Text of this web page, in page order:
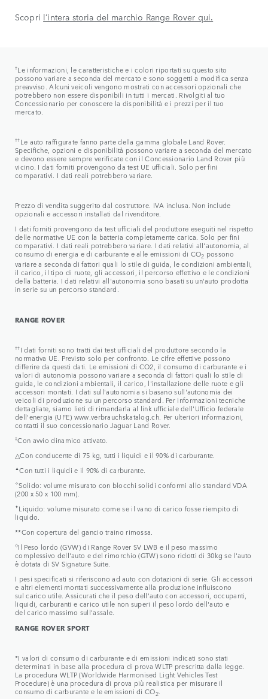
Scopri l’intera storia del marchio Range Rover qui.
†Le informazioni, le caratteristiche e i colori riportati su questo sito
possono variare a seconda del mercato e sono soggetti a modifica senza
preavviso. Alcuni veicoli vengono mostrati con accessori opzionali che
potrebbero non essere disponibili in tutti i mercati. Rivolgiti al tuo
Concessionario per conoscere la disponibilità e i prezzi per il tuo
mercato.
†† Le auto raffigurate fanno parte della gamma globale Land Rover.
Specifiche, opzioni e disponibilità possono variare a seconda del mercato
e devono essere sempre verificate con il Concessionario Land Rover più
vicino. I dati forniti provengono da test UE ufficiali. Solo per fini
comparativi. I dati reali potrebbero variare.
Prezzo di vendita suggerito dal costruttore. IVA inclusa. Non include
opzionali e accessori installati dal rivenditore.
I dati forniti provengono da test ufficiali del produttore eseguiti nel rispetto
delle normative UE con la batteria completamente carica. Solo per fini
comparativi. I dati reali potrebbero variare. I dati relativi all'autonomia, al
consumo di energia e di carburante e alle emissioni di CO2 possono
variare a seconda di fattori quali lo stile di guida, le condizioni ambientali,
il carico, il tipo di ruote, gli accessori, il percorso effettivo e le condizioni
della batteria. I dati relativi all'autonomia sono basati su un'auto prodotta
in serie su un percorso standard.
RANGE ROVER
†† I dati forniti sono tratti dai test ufficiali del produttore secondo la
normativa UE. Previsto solo per confronto. Le cifre effettive possono
differire da questi dati. Le emissioni di CO2, il consumo di carburante e i
valori di autonomia possono variare a seconda di fattori quali lo stile di
guida, le condizioni ambientali, il carico, l'installazione delle ruote e gli
accessori montati. I dati sull'autonomia si basano sull'autonomia dei
veicoli di produzione su un percorso standard. Per informazioni tecniche
dettagliate, siamo lieti di rimandarla al link ufficiale dell'Ufficio federale
dell'energia (UFE) www.verbrauchskatalog.ch. Per ulteriori informazioni,
contatti il suo concessionario Jaguar Land Rover.
‡Con avvio dinamico attivato.
△Con conducente di 75 kg, tutti i liquidi e il 90% di carburante.
▲Con tutti i liquidi e il 90% di carburante.
✧Solido: volume misurato con blocchi solidi conformi allo standard VDA
(200 x 50 x 100 mm).
✦ Liquido: volume misurato come se il vano di carico fosse riempito di
liquido.
**Con copertura del gancio traino rimossa.
◇Il Peso lordo (GVW) di Range Rover SV LWB e il peso massimo
complessivo dell'auto e del rimorchio (GTW) sono ridotti di 30kg se l'auto
è dotata di SV Signature Suite.
I pesi specificati si riferiscono ad auto con dotazioni di serie. Gli accessori
e altri elementi montati successivamente alla produzione influiscono
sul carico utile. Assicurati che il peso dell'auto con accessori, occupanti,
liquidi, carburanti e carico utile non superi il peso lordo dell'auto e
del carico massimo sull'assale.
RANGE ROVER SPORT
*I valori di consumo di carburante e di emissioni indicati sono stati
determinati in base alla procedura di prova WLTP prescritta dalla legge.
La procedura WLTP (Worldwide Harmonised Light Vehicles Test
Procedure) è una procedura di prova più realistica per misurare il
consumo di carburante e le emissioni di CO2.